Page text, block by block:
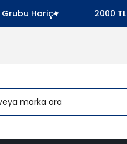
Hariç 2000 TL